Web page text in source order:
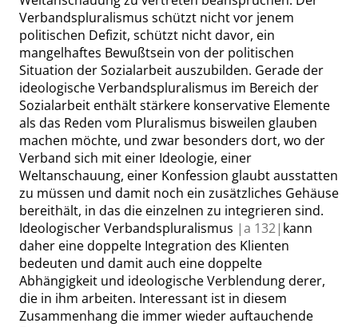
Verbandspluralismus schützt nicht vor jenem
politischen Defizit, schützt nicht davor, ein
mangelhaftes Bewußtsein von der politischen
Situation der Sozialarbeit auszubilden. Gerade der
ideologische Verbandspluralismus im Bereich der
Sozialarbeit enthält stärkere konservative Elemente
als das Reden vom Pluralismus bisweilen glauben
machen möchte, und zwar besonders dort, wo der
Verband sich mit einer Ideologie, einer
Weltanschauung, einer Konfession glaubt ausstatten
zu müssen und damit noch ein zusätzliches Gehäuse
bereithält, in das die einzelnen zu integrieren sind.
Ideologischer Verbandspluralismus |a 132| kann
daher eine doppelte Integration des Klienten
bedeuten und damit auch eine doppelte
Abhängigkeit und ideologische Verblendung derer,
die in ihm arbeiten. Interessant ist in diesem
Zusammenhang die immer wieder auftauchende